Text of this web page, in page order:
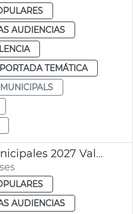
AUDIENCIAS
TEMÁTICA
Proyectos Fallas Municipales 2027 València
AUDIENCIAS